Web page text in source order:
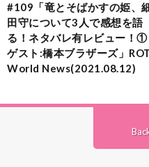
#109「竜とそばかすの姫、
田守について3人で感想を語
る！ネタバレ有レビュー！①
ゲスト:橋本ブラザーズ」
World News(2021.08.12)